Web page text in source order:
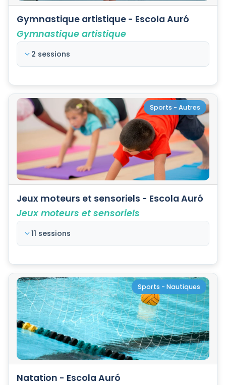
Gymnastique artistique - Escola Auró
Gymnastique artistique
2 sessions
Sports - Autres
Jeux moteurs et sensoriels - Escola Auró
Jeux moteurs et sensoriels
11 sessions
Sports - Nautiques
Natation - Escola Auró